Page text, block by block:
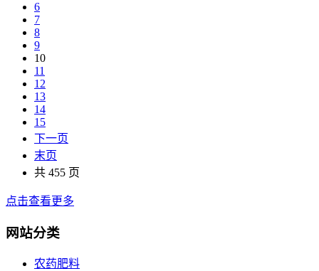
6
7
8
9
10
11
12
13
14
15
下一页
末页
共 455 页
点击查看更多
网站分类
农药肥料